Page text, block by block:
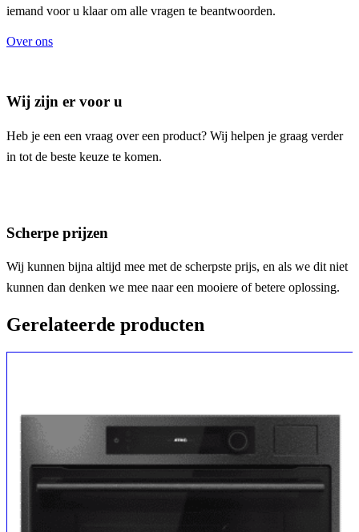
iemand voor u klaar om alle vragen te beantwoorden.
Over ons
Wij zijn er voor u
Heb je een een vraag over een product? Wij helpen je graag verder
in tot de beste keuze te komen.
Scherpe prijzen
Wij kunnen bijna altijd mee met de scherpste prijs, en als we dit niet
kunnen dan denken we mee naar een mooiere of betere oplossing.
Gerelateerde producten